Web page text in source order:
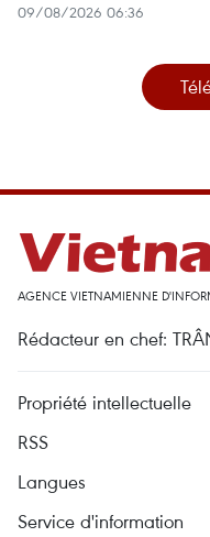
09/08/2026 06:36
AGENCE VIETNAMIENNE
Rédacteur en chef:
Propriété intellectuelle
RSS
Langues
Service d'information